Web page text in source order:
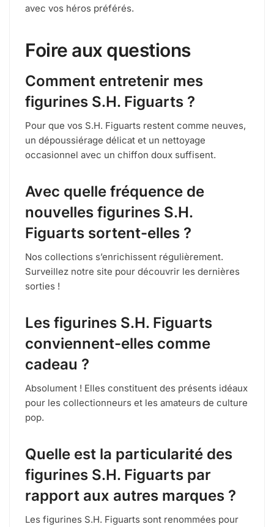
avec vos héros préférés.
Foire aux questions
Comment entretenir mes
figurines S.H. Figuarts ?
Pour que vos S.H. Figuarts restent comme neuves,
un dépoussiérage délicat et un nettoyage
occasionnel avec un chiffon doux suffisent.
Avec quelle fréquence de
nouvelles figurines S.H.
Figuarts sortent-elles ?
Nos collections s’enrichissent régulièrement.
Surveillez notre site pour découvrir les dernières
sorties !
Les figurines S.H. Figuarts
conviennent-elles comme
cadeau ?
Absolument ! Elles constituent des présents idéaux
pour les collectionneurs et les amateurs de culture
pop.
Quelle est la particularité des
figurines S.H. Figuarts par
rapport aux autres marques ?
Les figurines S.H. Figuarts sont renommées pour